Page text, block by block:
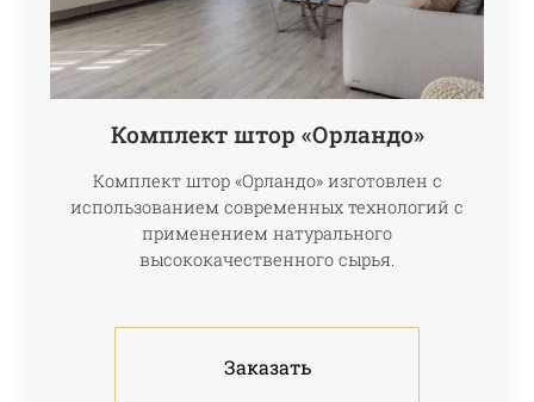
Комплект штор «Орландо»
Комплект штор «Орландо» изготовлен с
использованием современных технологий с
применением натурального
высококачественного сырья.
Заказать